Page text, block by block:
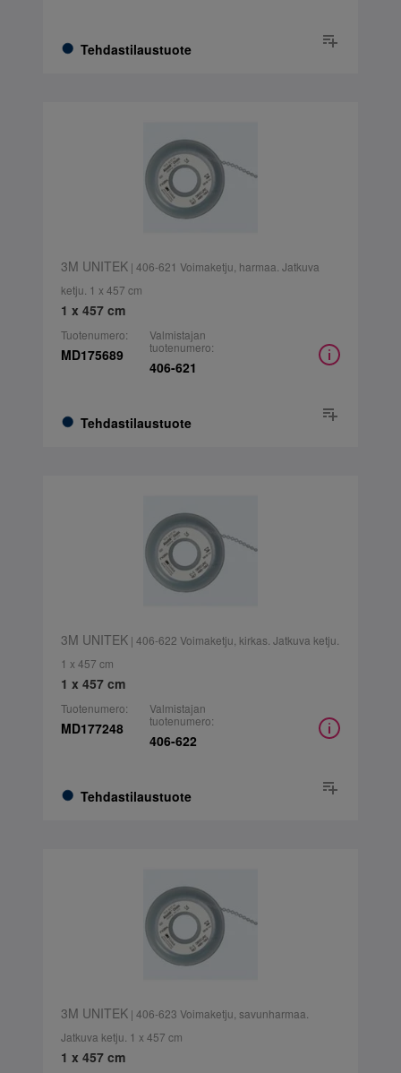
Tehdastilaustuote
3M UNITEK| 406-621 Voimaketju, harmaa. Jatkuva
ketju. 1 x 457 cm
1 x 457 cm
Tuotenumero:
MD175689
Tehdastilaustuote
Valmistajan
tuotenumero:
406-621
3M UNITEK| 406-622 Voimaketju, kirkas. Jatkuva ketju.
1 x 457 cm
1 x 457 cm
Tuotenumero:
MD177248
Tehdastilaustuote
Valmistajan
tuotenumero:
406-622
3M UNITEK| 406-623 Voimaketju, savunharmaa.
Jatkuva ketju. 1 x 457 cm
1 x 457 cm